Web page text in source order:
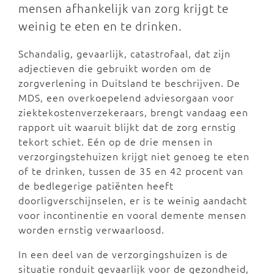
mensen afhankelijk van zorg krijgt te
weinig te eten en te drinken.
Schandalig, gevaarlijk, catastrofaal, dat zijn
adjectieven die gebruikt worden om de
zorgverlening in Duitsland te beschrijven. De
MDS, een overkoepelend adviesorgaan voor
ziektekostenverzekeraars, brengt vandaag een
rapport uit waaruit blijkt dat de zorg ernstig
tekort schiet. Eén op de drie mensen in
verzorgingstehuizen krijgt niet genoeg te eten
of te drinken, tussen de 35 en 42 procent van
de bedlegerige patiënten heeft
doorligverschijnselen, er is te weinig aandacht
voor incontinentie en vooral demente mensen
worden ernstig verwaarloosd.
In een deel van de verzorgingshuizen is de
situatie ronduit gevaarlijk voor de gezondheid,